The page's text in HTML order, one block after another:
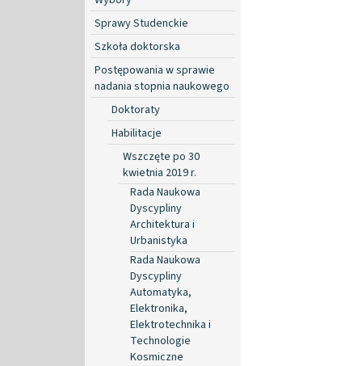
Sprawy Studenckie
Szkoła doktorska
Postępowania w sprawie
nadania stopnia naukowego
Doktoraty
Habilitacje
Wszczęte po 30
kwietnia 2019 r.
Rada Naukowa
Dyscypliny
Architektura i
Urbanistyka
Rada Naukowa
Dyscypliny
Automatyka,
Elektronika,
Elektrotechnika i
Technologie
Kosmiczne